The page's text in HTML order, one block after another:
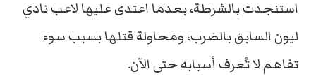
استنجدت بالشرطة، بعدما اعتدى عليها لاعب نادي
ليون السابق بالضرب، ومحاولة قتلها بسبب سوء
تفاهم لا تُعرف أسبابه حتى الآن.